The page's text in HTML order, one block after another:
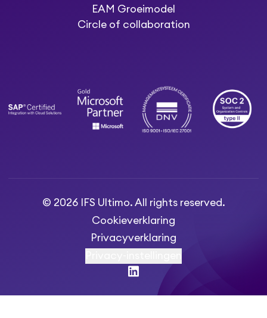
EAM Groeimodel
Circle of collaboration
© 2026 IFS Ultimo. All rights reserved.
Cookieverklaring
Privacyverklaring